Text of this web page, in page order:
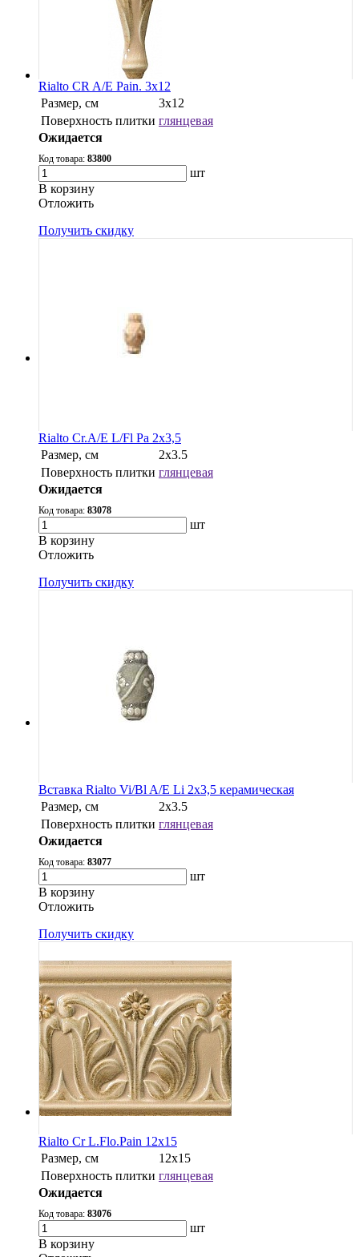
Rialto CR A/E Pain. 3x12
Размер, см
3x12
Поверхность плитки глянцевая
Ожидается
Код товара: 83800
шт
В корзину
Oтложить
Получить скидку
Rialto Cr.A/E L/Fl Pa 2x3,5
Размер, см
2x3.5
Поверхность плитки глянцевая
Ожидается
Код товара: 83078
шт
В корзину
Oтложить
Получить скидку
Вставка Rialto Vi/Bl A/E Li 2x3,5 керамическая
Размер, см
2x3.5
Поверхность плитки глянцевая
Ожидается
Код товара: 83077
шт
В корзину
Oтложить
Получить скидку
Rialto Cr L.Flo.Pain 12x15
Размер, см
12x15
Поверхность плитки глянцевая
Ожидается
Код товара: 83076
шт
В корзину